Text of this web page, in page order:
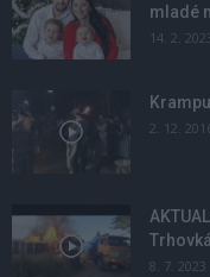
mladé
14. 2.
2. 12.
8. 7. 2023